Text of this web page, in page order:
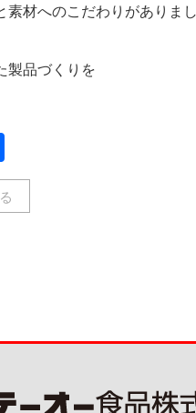
材へのこだわりがありまし
製品づくりを
有